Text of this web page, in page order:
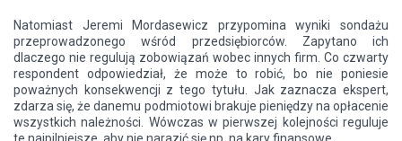
Natomiast Jeremi Mordasewicz przypomina wyniki sondażu
przeprowadzonego wśród przedsiębiorców. Zapytano ich
dlaczego nie regulują zobowiązań wobec innych firm. Co czwarty
respondent odpowiedział, że może to robić, bo nie poniesie
poważnych konsekwencji z tego tytułu. Jak zaznacza ekspert,
zdarza się, że danemu podmiotowi brakuje pieniędzy na opłacenie
wszystkich należności. Wówczas w pierwszej kolejności reguluje